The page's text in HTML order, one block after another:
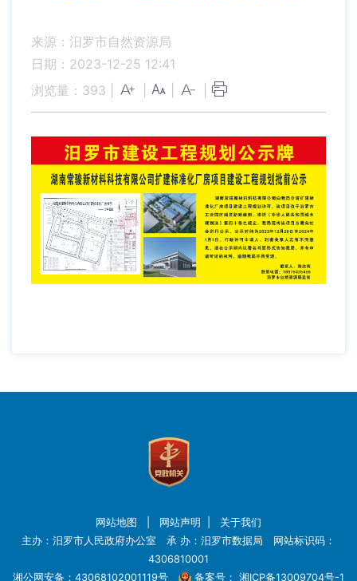
来源：汨罗市自然资源局
日期：2023-12-25 12:41
浏览量： 393
网站地图 网站声明
关于我们
主办：汨罗市人民政府办公室 承 办：汨罗市数据局 网站标识码：
4306810001
湘公网安备：43068102001119号
备案号： 湘ICP备13009704号-1